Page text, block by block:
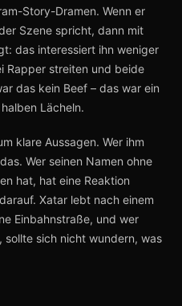
Story-Dramen. Wenn er
Szene spricht, dann mit
das interessiert ihn weniger
Rapper streiten und beide
das kein Beef – das war ein
Lächeln.
klare Aussagen. Wer ihm
Wer seinen Namen ohne
hat, hat eine Reaktion
Xatar lebt nach einem
Einbahnstraße, und wer
sich nicht wundern, was